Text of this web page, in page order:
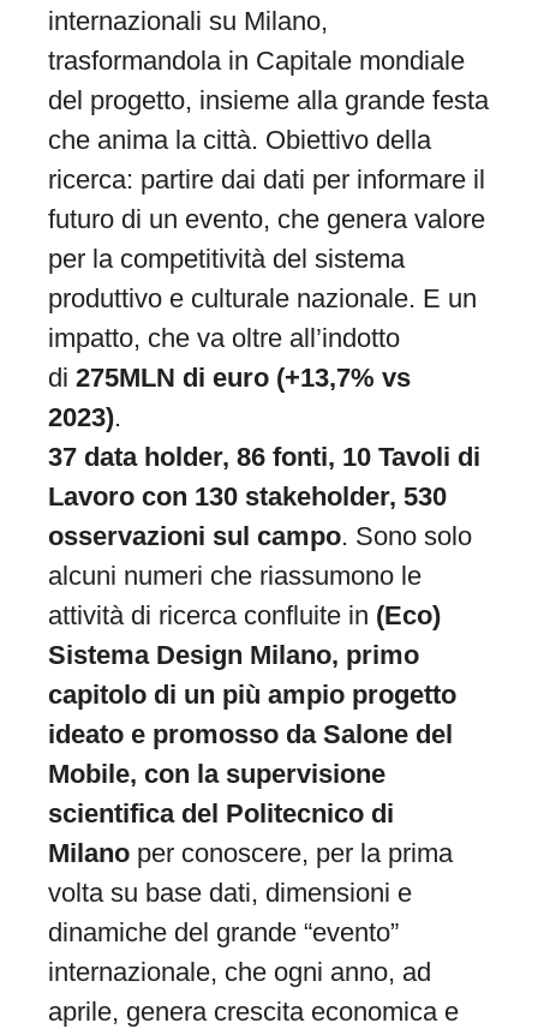
internazionali su Milano,
trasformandola in Capitale mondiale
del progetto, insieme alla grande festa
che anima la città. Obiettivo della
ricerca: partire dai dati per informare il
futuro di un evento, che genera valore
per la competitività del sistema
produttivo e culturale nazionale. E un
impatto, che va oltre all’indotto
di 275MLN di euro (+13,7% vs
2023).
37 data holder, 86 fonti, 10 Tavoli di
Lavoro con 130 stakeholder, 530
osservazioni sul campo. Sono solo
alcuni numeri che riassumono le
attività di ricerca confluite in (Eco)
Sistema Design Milano, primo
capitolo di un più ampio progetto
ideato e promosso da Salone del
Mobile, con la supervisione
scientifica del Politecnico di
Milano per conoscere, per la prima
volta su base dati, dimensioni e
dinamiche del grande “evento”
internazionale, che ogni anno, ad
aprile, genera crescita economica e